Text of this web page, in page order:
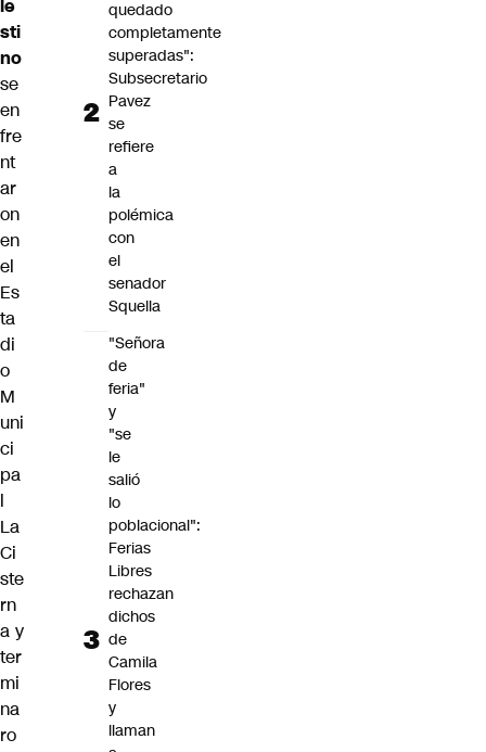
le
sti
no
se
en
fre
nt
ar
on
en
el
Es
ta
di
o
M
uni
ci
pa
l
La
Ci
ste
rn
a y
ter
mi
na
ro
quedado
completamente
superadas":
Subsecretario
Pavez
se
refiere
a
la
polémica
con
el
senador
Squella
"Señora
de
feria"
y
"se
le
salió
lo
poblacional":
Ferias
Libres
rechazan
dichos
de
Camila
Flores
y
llaman